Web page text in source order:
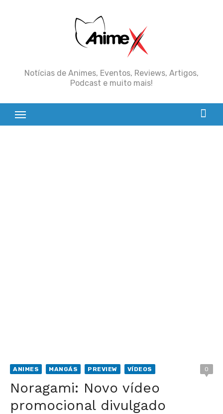
Notícias de Animes, Eventos, Reviews, Artigos,
Podcast e muito mais!
ANIMES MANGÁS PREVIEW VÍDEOS 0
Noragami: Novo vídeo
promocional divulgado